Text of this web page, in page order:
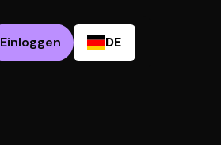
Einloggen DE